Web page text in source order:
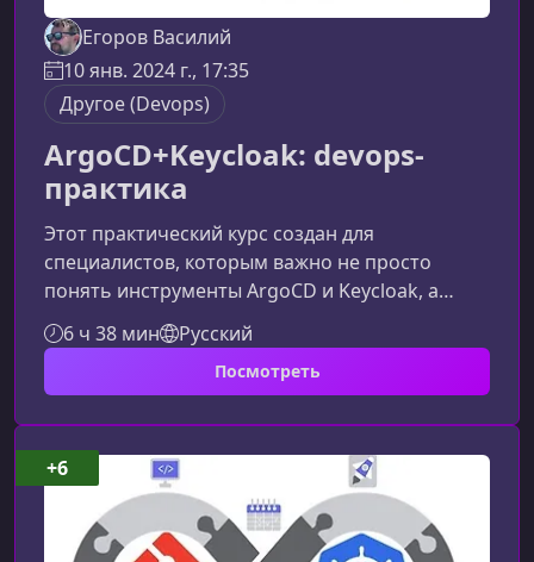
Егоров Василий
10 янв. 2024 г., 17:35
Другое (Devops)
ArgoCD+Keycloak: devops-
практика
Этот практический курс создан для
специалистов, которым важно не просто
понять инструменты ArgoCD и Keycloak, а
научиться применять их в реальных
DevOps‑процессах. Здесь вы шаг за шагом
отработаете весь путь: от подготовки
настройки сквозной аутентификации.Что вы
узнаете и отработаете на практикеПрограмма
сфокусирована на прикладных навыках,
необходимых DevOps‑инженерам в
современных командах. В процессе
6 ч 38 мин Русский
Посмотреть
+6